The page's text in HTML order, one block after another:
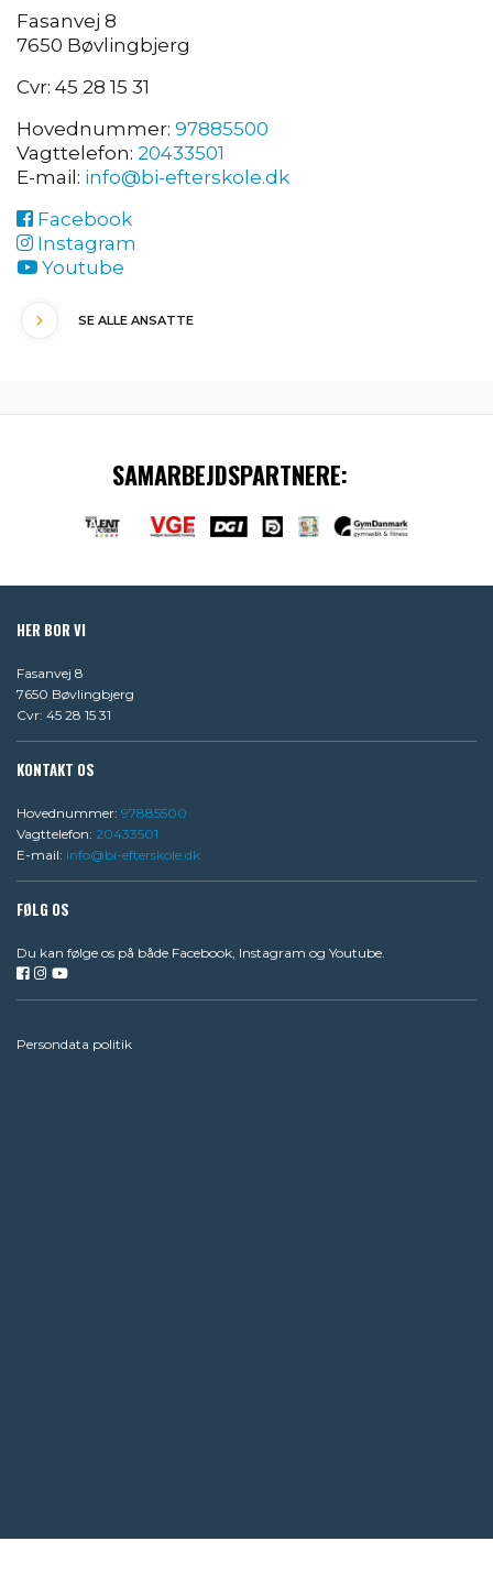
Fasanvej 8
7650 Bøvlingbjerg
Cvr: 45 28 15 31
Hovednummer: 97885500
Vagttelefon: 20433501
E-mail: info@bi-efterskole.dk
Facebook
Instagram
Youtube
SE ALLE ANSATTE
SAMARBEJDSPARTNERE:
HER BOR VI
Fasanvej 8
7650 Bøvlingbjerg
Cvr: 45 28 15 31
KONTAKT OS
Hovednummer: 97885500
Vagttelefon: 20433501
E-mail: info@bi-efterskole.dk
FØLG OS
Du kan følge os på både Facebook Instagram og Youtube
Persondata politik